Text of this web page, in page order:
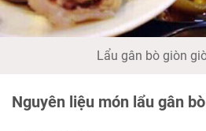
Lẩu gân bò giòn
Nguyên liệu món lẩu gân bò